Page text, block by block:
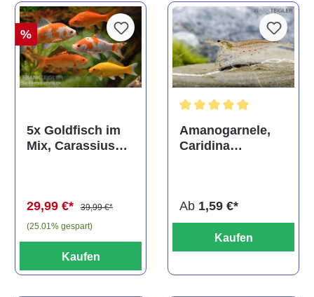
%
5x Goldfisch im
Mix, Carassius
29,99 €*
39,99 €*
(25.01% gespart)
Kaufen
Amanogarnele,
Caridina
Ab 1,59 €*
Kaufen